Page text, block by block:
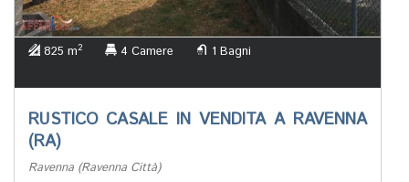
825 m2 4 Camere 1 Bagni
RUSTICO CASALE IN VENDITA A RAVENNA
(RA)
Ravenna (Ravenna Città)